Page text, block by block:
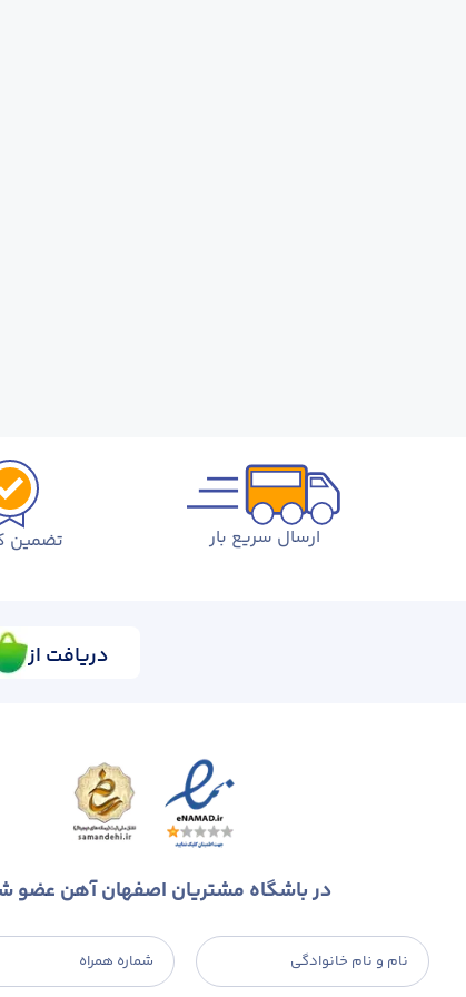
ارسال سریع بار تضمین
دریافت از
در باشگاه مشتریان اصفهان آهن عضو
نام و نام خانوادگی شماره همراه